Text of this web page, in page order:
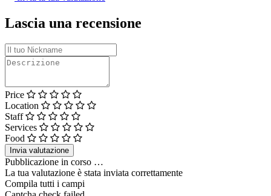
Lascia una recensione
Price
Location
Staff
Services
Food
Invia valutazione
Pubblicazione in corso …
La tua valutazione è stata inviata correttamente
Compila tutti i campi